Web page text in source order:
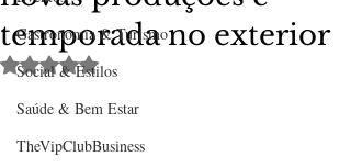
Gastronomia & Turismo
Social & Estilos
Saúde & Bem Estar
TheVipClubBusiness
temporada no exterior
Avaliado com NaN de 5 estrelas.